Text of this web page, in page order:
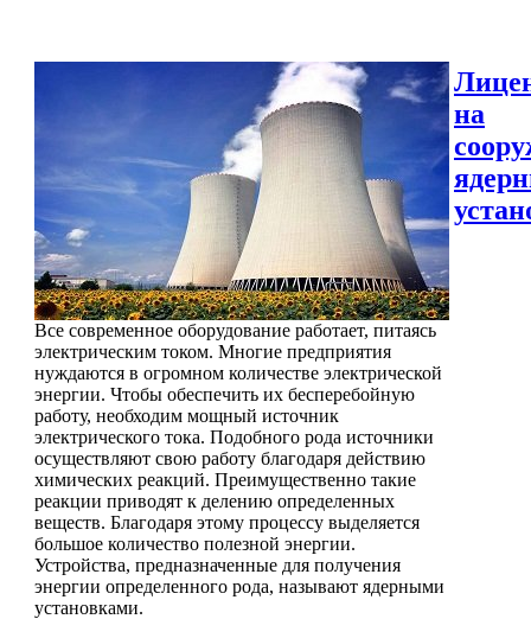
Все современное оборудование работает, питаясь
электрическим током. Многие предприятия
нуждаются в огромном количестве электрической
энергии. Чтобы обеспечить их бесперебойную
работу, необходим мощный источник
электрического тока. Подобного рода источники
осуществляют свою работу благодаря действию
химических реакций. Преимущественно такие
реакции приводят к делению определенных
веществ. Благодаря этому процессу выделяется
большое количество полезной энергии.
Устройства, предназначенные для получения
энергии определенного рода, называют ядерными
установками.
на